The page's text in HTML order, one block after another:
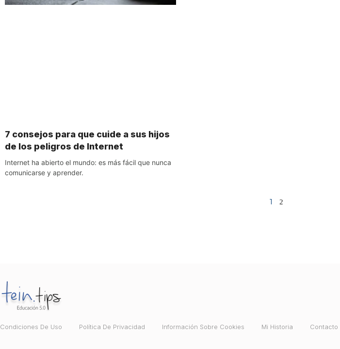
7 consejos para que cuide a sus hijos
de los peligros de Internet
Internet ha abierto el mundo: es más fácil que nunca
comunicarse y aprender.
1 2
Condiciones De Uso Política De Privacidad Información Sobre Cookies Mi Historia Contacto